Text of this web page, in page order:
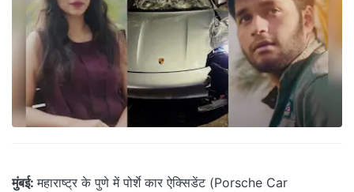
मुंबई: महाराष्ट्र के पुणे में पोर्शे कार ऐक्सिडेंट (Porsche Car